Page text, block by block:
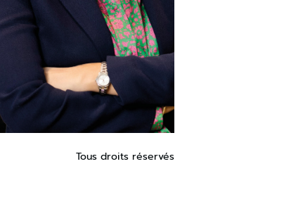
Tous droits réservés